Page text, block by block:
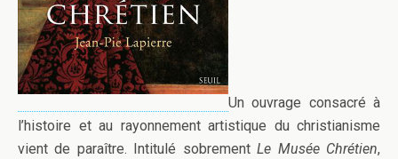
Un ouvrage consacré à
l’histoire et au rayonnement artistique du christianisme
vient de paraître. Intitulé sobrementLe Musée Chrétien,